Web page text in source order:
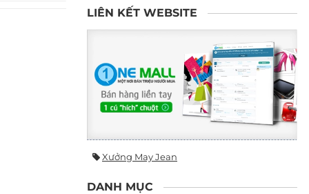
LIÊN KẾT WEBSITE
Xưởng May Jean
DANH MỤC